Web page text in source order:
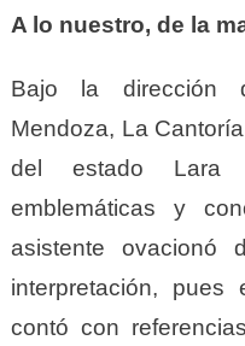
A lo nuestro, de la
Bajo la dirección
Mendoza, La
del estado Lara
emblemáticas y
asistente ovacionó
interpretación,
contó con